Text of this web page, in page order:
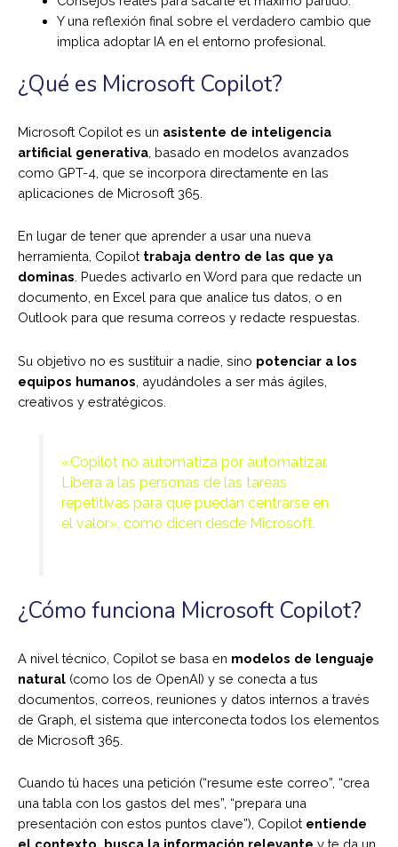
Y una reflexión final sobre el verdadero cambio que
implica adoptar IA en el entorno profesional.
¿Qué es Microsoft Copilot?
Microsoft Copilot es un asistente de inteligencia
artificial generativa , basado en modelos avanzados
como GPT-4, que se incorpora directamente en las
aplicaciones de Microsoft 365.
En lugar de tener que aprender a usar una nueva
herramienta, Copilot trabaja dentro de las que ya
dominas . Puedes activarlo en Word para que redacte un
documento, en Excel para que analice tus datos, o en
Outlook para que resuma correos y redacte respuestas.
Su objetivo no es sustituir a nadie, sino potenciar a los
equipos humanos , ayudándoles a ser más ágiles,
creativos y estratégicos.
«Copilot no automatiza por automatizar.
Libera a las personas de las tareas
repetitivas para que puedan centrarse en
el valor», como dicen desde Microsoft.
¿Cómo funciona Microsoft Copilot?
A nivel técnico, Copilot se basa en modelos de lenguaje
natural (como los de OpenAI) y se conecta a tus
documentos, correos, reuniones y datos internos a través
de Graph, el sistema que interconecta todos los elementos
de Microsoft 365.
Cuando tú haces una petición (“resume este correo”, “crea
una tabla con los gastos del mes”, “prepara una
presentación con estos puntos clave”), Copilot entiende